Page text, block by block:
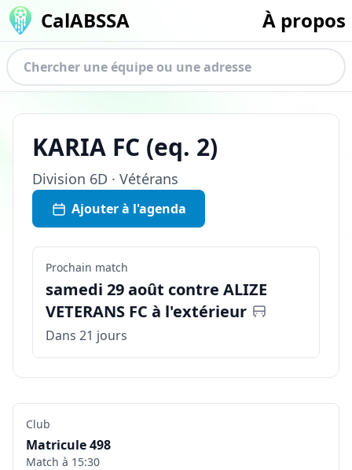
CalABSSA À propos
KARIA FC (eq. 2)
Division 6D · Vétérans
Ajouter à l'agenda
Prochain match
samedi 29 août contre ALIZE
VETERANS FC à l'extérieur
Dans 21 jours
Club
Matricule498
Match à 15:30